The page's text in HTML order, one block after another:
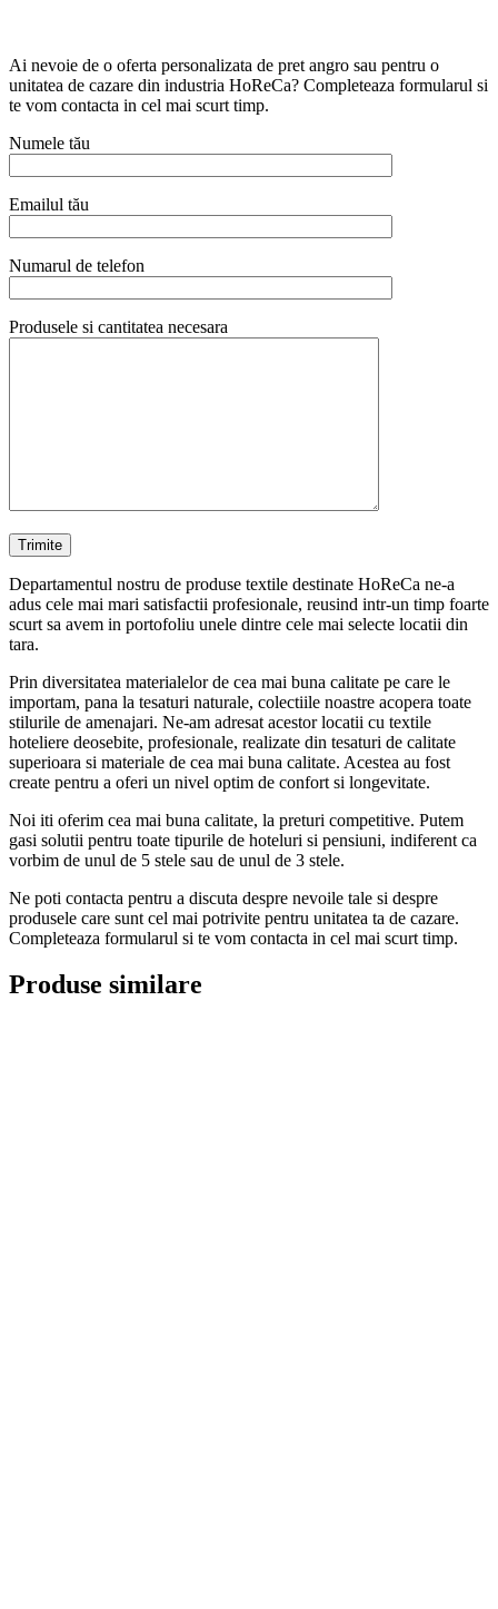
Ai nevoie de o oferta personalizata de pret angro sau pentru o
unitatea de cazare din industria HoReCa? Completeaza formularul si
te vom contacta in cel mai scurt timp.
Numele tău
Emailul tău
Numarul de telefon
Produsele si cantitatea necesara
Departamentul nostru de produse textile destinate HoReCa ne-a
adus cele mai mari satisfactii profesionale, reusind intr-un timp foarte
scurt sa avem in portofoliu unele dintre cele mai selecte locatii din
tara.
Prin diversitatea materialelor de cea mai buna calitate pe care le
importam, pana la tesaturi naturale, colectiile noastre acopera toate
stilurile de amenajari. Ne-am adresat acestor locatii cu textile
hoteliere deosebite, profesionale, realizate din tesaturi de calitate
superioara si materiale de cea mai buna calitate. Acestea au fost
create pentru a oferi un nivel optim de confort si longevitate.
Noi iti oferim cea mai buna calitate, la preturi competitive. Putem
gasi solutii pentru toate tipurile de hoteluri si pensiuni, indiferent ca
vorbim de unul de 5 stele sau de unul de 3 stele.
Ne poti contacta pentru a discuta despre nevoile tale si despre
produsele care sunt cel mai potrivite pentru unitatea ta de cazare.
Completeaza formularul si te vom contacta in cel mai scurt timp.
Produse similare